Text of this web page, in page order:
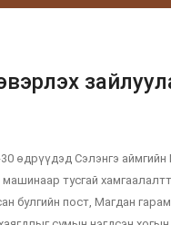
өдрүүдэд Сэлэнгэ
тусгай
булгийн пост, Магдан